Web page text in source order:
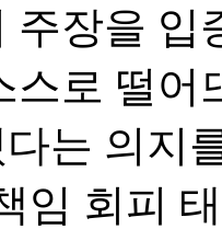
주장을 입
스로 떨어
는 의지
임 회피